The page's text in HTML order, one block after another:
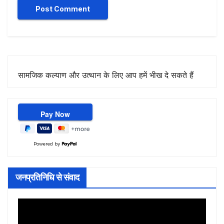
सामजिक कल्याण और उत्थान के लिए आप हमें भीख दे सकते हैं
Powered by
जनप्रतिनिधि से संवाद